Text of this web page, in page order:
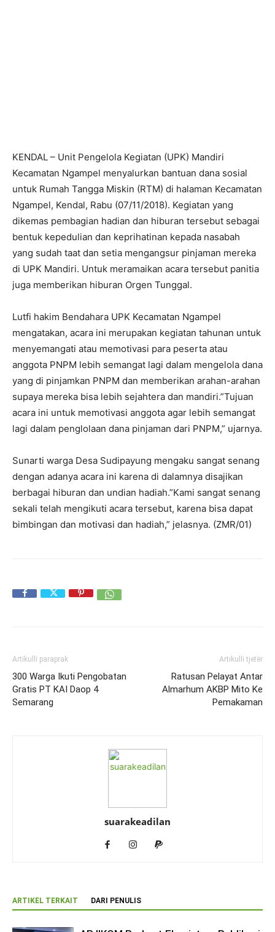
KENDAL – Unit Pengelola Kegiatan (UPK) Mandiri
Kecamatan Ngampel menyalurkan bantuan dana sosial
untuk Rumah Tangga Miskin (RTM) di halaman Kecamatan
Ngampel, Kendal, Rabu (07/11/2018). Kegiatan yang
dikemas pembagian hadian dan hiburan tersebut sebagai
bentuk kepedulian dan keprihatinan kepada nasabah
yang sudah taat dan setia mengangsur pinjaman mereka
di UPK Mandiri. Untuk meramaikan acara tersebut panitia
juga memberikan hiburan Orgen Tunggal.
Lutfi hakim Bendahara UPK Kecamatan Ngampel
mengatakan, acara ini merupakan kegiatan tahunan untuk
menyemangati atau memotivasi para peserta atau
anggota PNPM lebih semangat lagi dalam mengelola dana
yang di pinjamkan PNPM dan memberikan arahan-arahan
supaya mereka bisa lebih sejahtera dan mandiri.”Tujuan
acara ini untuk memotivasi anggota agar lebih semangat
lagi dalam penglolaan dana pinjaman dari PNPM,” ujarnya.
Sunarti warga Desa Sudipayung mengaku sangat senang
dengan adanya acara ini karena di dalamnya disajikan
berbagai hiburan dan undian hadiah.”Kami sangat senang
sekali telah mengikuti acara tersebut, karena bisa dapat
bimbingan dan motivasi dan hadiah,” jelasnya. (ZMR/01)
Artikulli paraprak
300 Warga Ikuti Pengobatan
Gratis PT KAI Daop 4
Semarang
Artikulli tjetër
Ratusan Pelayat Antar
Almarhum AKBP Mito Ke
Pemakaman
suarakeadilan
ARTIKEL TERKAIT DARI PENULIS